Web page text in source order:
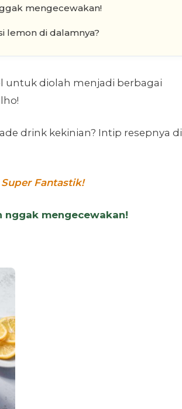
mengecewakan!
lemon di dalamnya?
untuk diolah menjadi berbagai
drink kekinian? Intip resepnya di
Fantastik!
nggak mengecewakan!